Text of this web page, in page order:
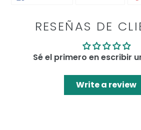
RESEÑAS DE
Sé el primero en escribir
Write a review